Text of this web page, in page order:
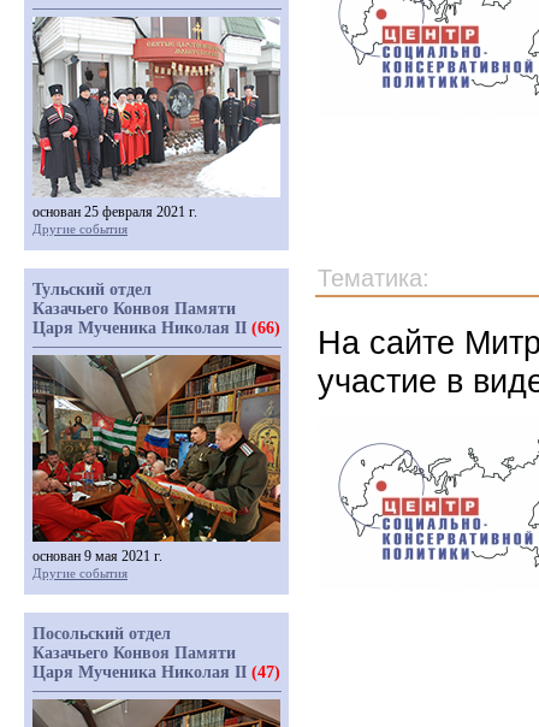
Тематика:
На сайте
участие в
основан 25 февраля 2021 г.
Другие события
Тульский отдел
Казачьего Конвоя Памяти
Царя Мученика Николая II (66)
основан 9 мая 2021 г.
Другие события
Посольский отдел
Казачьего Конвоя Памяти
Царя Мученика Николая II (47)